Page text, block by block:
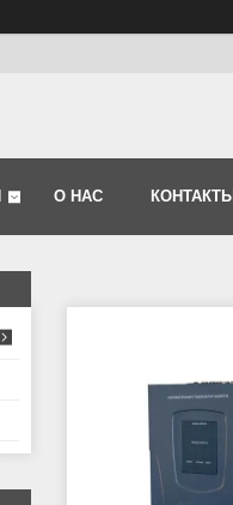
О НАС КОНТАКТЫ